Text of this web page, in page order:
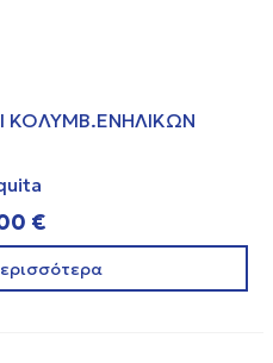
ΚΟΛΥΜΒ.ΕΝΗΛΙΚΩΝ
€